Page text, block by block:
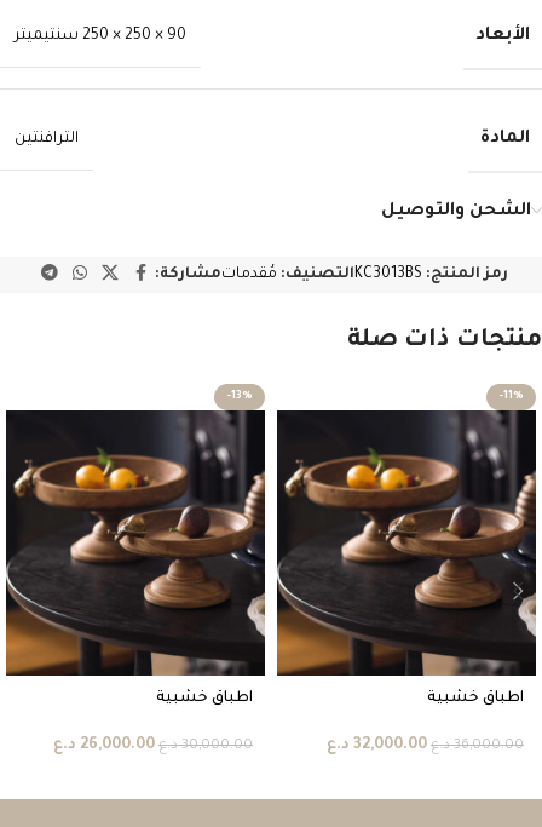
الأبعاد 90 × 250 × 250 سنتيميتر
المادة الترافنتين
الشحن والتوصيل
رمز المنتج: KC3013BSالتصنيف: مُقدماتمشاركة:
منتجات ذات صلة
-11%
اطباق خشبية
36,000.00 د.ع 32,000.00 د.ع
-13%
اطباق خشبية
30,000.00 د.ع 26,000.00 د.ع